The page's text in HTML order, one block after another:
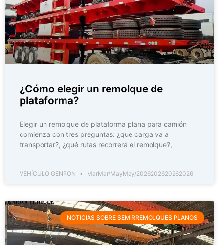
¿Cómo elegir un remolque de
plataforma?
Elegir un remolque de plataforma plana para camión
comienza con tres preguntas: ¿qué carga va a
transportar?, ¿qué rutas recorrerá el remolque?,
VEHÍCULO GENRON MarMar/MayMay/2026202620262026
NOTICIAS SOBRE SEMIRREMOLQUES PLANOS